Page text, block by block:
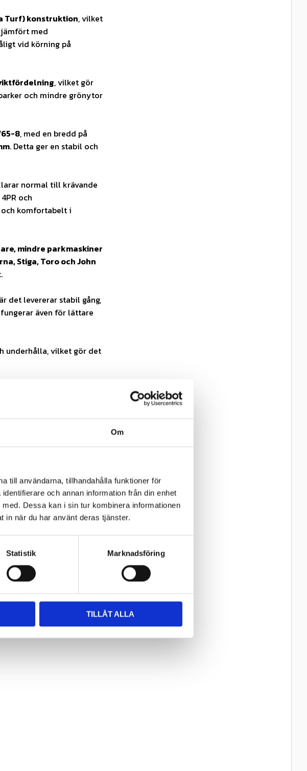
Om
till användarna, tillhandahålla funktioner för
och annan information från din enhet
Dessa kan i sin tur kombinera informationen
in när du har använt deras tjänster.
Statistik Marknadsföring
TILLÅT ALLA
Turf) konstruktion, vilket
med
vid körning på
, vilket gör
och mindre grönytor
65-8, med en bredd på
. Detta ger en stabil och
normal till krävande
och
komfortabelt i
mindre parkmaskiner
Stiga, Toro och John
det levererar stabil gång,
även för lättare
underhålla, vilket gör det
– för längre livslängd
är en exempelbild och